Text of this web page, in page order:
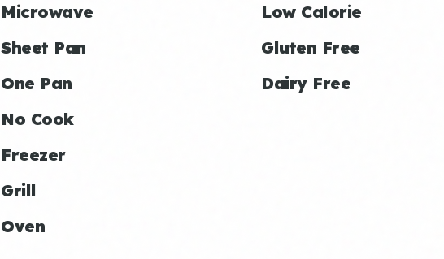
Microwave
Sheet Pan
One Pan
No Cook
Freezer
Grill
Oven
Low Calorie
Gluten Free
Dairy Free